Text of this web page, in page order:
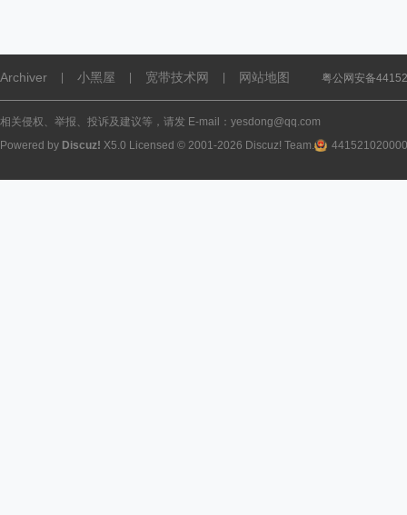
Archiver 小黑屋 宽带技术网 网站地图 粤公网安备
相关侵权、举报、投诉及建议等，请发 E-mail：yesdong@qq.com
Powered by Discuz! X5.0 Licensed © 2001-2026 Discuz! Team.